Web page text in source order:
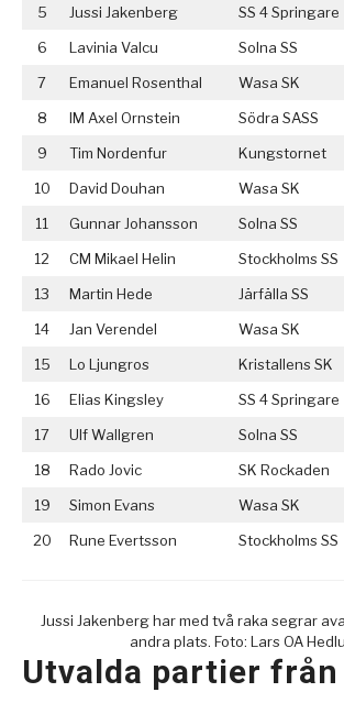
5
Jussi Jakenberg SS 4 Springare
6
Lavinia Valcu Solna SS
7
Emanuel Rosenthal Wasa SK
8
IM Axel Ornstein Södra SASS
9
Tim Nordenfur Kungstornet
10
David Douhan Wasa SK
11
Gunnar Johansson Solna SS
12
CM Mikael Helin Stockholms SS
13
Martin Hede Järfälla SS
14
Jan Verendel Wasa SK
15
Lo Ljungros Kristallens SK
16
Elias Kingsley SS 4 Springare
17
Ulf Wallgren Solna SS
18
Rado Jovic SK Rockaden
19
Simon Evans Wasa SK
20
Rune Evertsson Stockholms SS
Jussi Jakenberg har med två raka segrar
andra plats. Foto: Lars OA
Utvalda partier